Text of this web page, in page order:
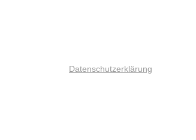
Datenschutzerklärung